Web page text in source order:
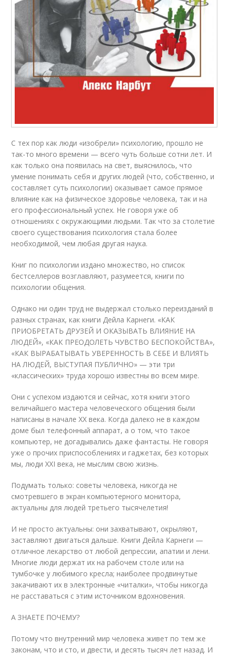
​С тех пор как люди «изобрели» психологию, прошло не
так-то много времени — всего чуть больше сотни лет. И
как только она появилась на свет, выяснилось, что
умение понимать себя и других людей (что, собственно, и
составляет суть психологии) оказывает самое прямое
влияние как на физическое здоровье человека, так и на
его профессиональный успех. Не говоря уже об
отношениях с окружающими людьми. Так что за столетие
своего существования психология стала более
необходимой, чем любая другая наука.
Книг по психологии издано множество, но список
бестселлеров возглавляют, разумеется, книги по
психологии общения.
Однако ни один труд не выдержал столько переизданий в
разных странах, как книги Дейла Карнеги. «КАК
ПРИОБРЕТАТЬ ДРУЗЕЙ И ОКАЗЫВАТЬ ВЛИЯНИЕ НА
ЛЮДЕЙ», «КАК ПРЕОДОЛЕТЬ ЧУВСТВО БЕСПОКОЙСТВА»,
«КАК ВЫРАБАТЫВАТЬ УВЕРЕННОСТЬ В СЕБЕ И ВЛИЯТЬ
НА ЛЮДЕЙ, ВЫСТУПАЯ ПУБЛИЧНО» — эти три
«классических» труда хорошо известны во всем мире.
Они с успехом издаются и сейчас, хотя книги этого
величайшего мастера человеческого общения были
написаны в начале ХХ века. Когда далеко не в каждом
доме был телефонный аппарат, а о том, что такое
компьютер, не догадывались даже фантасты. Не говоря
уже о прочих приспособлениях и гаджетах, без которых
мы, люди ХХI века, не мыслим свою жизнь.
Подумать только: советы человека, никогда не
смотревшего в экран компьютерного монитора,
актуальны для людей третьего тысячелетия!
И не просто актуальны: они захватывают, окрыляют,
заставляют двигаться дальше. Книги Дейла Карнеги —
отличное лекарство от любой депрессии, апатии и лени.
Многие люди держат их на рабочем столе или на
тумбочке у любимого кресла; наиболее продвинутые
закачивают их в электронные «читалки», чтобы никогда
не расставаться с этим источником вдохновения.
А ЗНАЕТЕ ПОЧЕМУ?
Потому что внутренний мир человека живет по тем же
законам, что и сто, и двести, и десять тысяч лет назад. И